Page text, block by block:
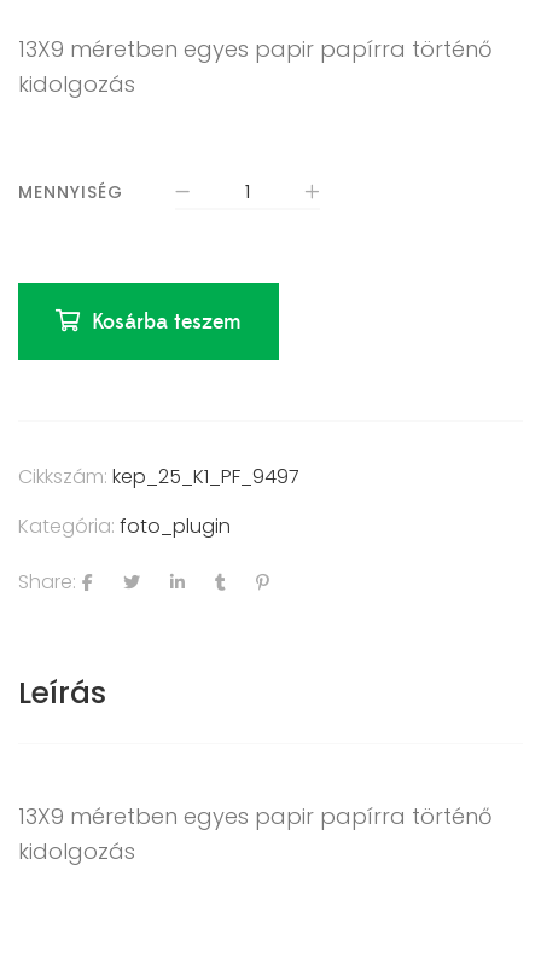
13X9 méretben egyes papir papírra történő
kidolgozás
MENNYISÉG
Kosárba teszem
Cikkszám: kep_25_K1_PF_9497
Kategória: foto_plugin
Share:
Leírás
13X9 méretben egyes papir papírra történő
kidolgozás